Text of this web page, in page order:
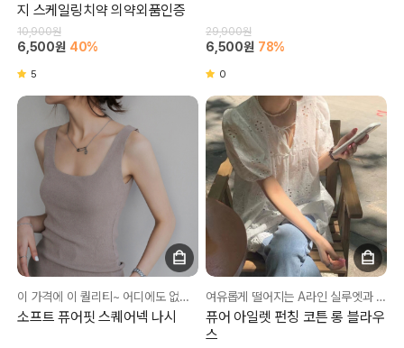
지 스케일링치약 의약외품인증
10,900원
6,500원 40%
5
29,900원
6,500원 78%
0
이 가격에 이 퀄리티~ 어디에도 없어요!! 가격대비 쫀쫀한 원단감에 신축성까지 완벽!
소프트 퓨어핏 스퀘어넥 나시
여유롭게 떨어지는 A라인 실루엣과 자연스러운 셔링 디테일로 체형을 부드럽게 커버!!
퓨어 아일렛 펀칭 코튼 롱 블라우
스